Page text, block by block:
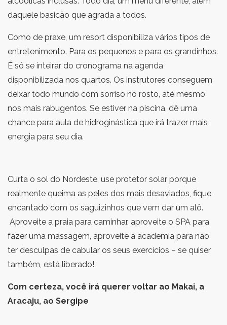
daquele basicão que agrada a todos.
Como de praxe, um resort disponibiliza vários tipos de
entretenimento. Para os pequenos e para os grandinhos.
É só se inteirar do cronograma na agenda
disponibilizada nos quartos. Os instrutores conseguem
deixar todo mundo com sorriso no rosto, até mesmo
nos mais rabugentos. Se estiver na piscina, dê uma
chance para aula de hidroginástica que irá trazer mais
energia para seu dia.
Curta o sol do Nordeste, use protetor solar porque
realmente queima as peles dos mais desaviados, fique
encantado com os saguizinhos que vem dar um alô.
Aproveite a praia para caminhar, aproveite o SPA para
fazer uma massagem, aproveite a academia para não
ter desculpas de cabular os seus exercícios – se quiser
também, está liberado!
Com certeza, você irá querer voltar ao Makai, a
Aracaju, ao Sergipe